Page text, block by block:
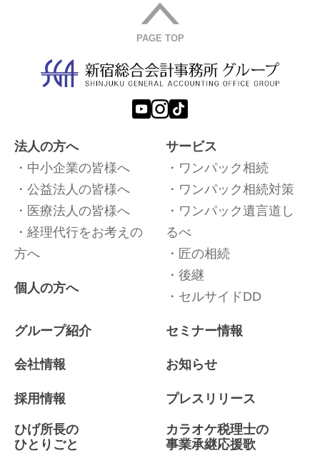
PAGE TOP
法人の方へ
中小企業の皆様へ
公益法人の皆様へ
医療法人の皆様へ
経理代行をお考えの
方へ
個人の方へ
サービス
ワンパック相続
ワンパック相続対策
ワンパック遺言道し
るべ
匠の相続
後継
セルサイドDD
グループ紹介
会社情報
採用情報
セミナー情報
お知らせ
プレスリリース
ひげ所長の
ひとりごと
カラオケ税理士の
事業承継応援歌